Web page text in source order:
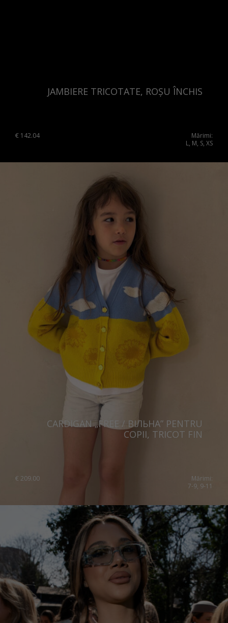
JAMBIERE TRICOTATE, ROȘU ÎNCHIS
€ 142.04
Mărimi:
L, M, S, XS
CARDIGAN „FREE / ВІЛЬНА” PENTRU
COPII, TRICOT FIN
€ 209.00
Mărimi:
7-9, 9-11